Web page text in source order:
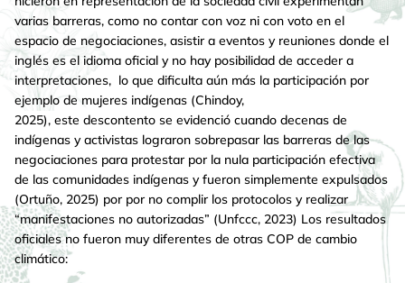
varias barreras, como no contar con voz ni con voto en el
espacio de negociaciones, asistir a eventos y reuniones donde el
inglés es el idioma oficial y no hay posibilidad de acceder a
interpretaciones, lo que dificulta aún más la participación por
ejemplo de mujeres indígenas (Chindoy,
2025), este descontento se evidenció cuando decenas de
indígenas y activistas lograron sobrepasar las barreras de las
negociaciones para protestar por la nula participación efectiva
de las comunidades indígenas y fueron simplemente expulsados
(Ortuño, 2025) por por no complir los protocolos y realizar
“manifestaciones no autorizadas” (Unfccc, 2023) Los resultados
oficiales no fueron muy diferentes de otras COP de cambio
climático: